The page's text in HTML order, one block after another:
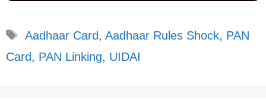
Tags
Aadhaar Card, Aadhaar Rules Shock, PAN
Card, PAN Linking, UIDAI